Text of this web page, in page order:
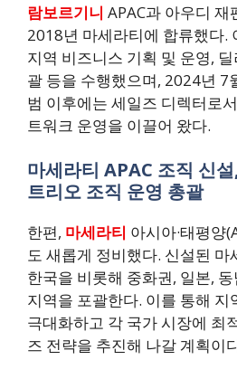
람보르기니 APAC과 아우디 재
2018년 마세라티에 합류했다.
지역 비즈니스 기획 및 운영,
괄 등을 수행했으며, 2024년 7
범 이후에는 세일즈 디렉터로
트워크 운영을 이끌어 왔다.
마세라티 APAC 조직 신
트리오 조직 운영 총괄
한편, 마세라티 아시아·태평양
도 새롭게 정비했다. 신설된 마
한국을 비롯해 중화권, 일본,
지역을 포괄한다. 이를 통해 지
극대화하고 각 국가 시장에 최
즈 전략을 추진해 나갈 계획이